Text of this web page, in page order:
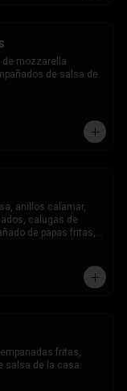
de mozzarella
de salsa de
anillos calamar,
calugas de
de papas fritas,
fritas,
salsa de la casa.